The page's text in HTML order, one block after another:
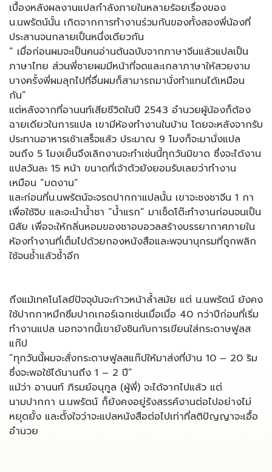
เบื้องหลังผลงานแปลกำลังภายในหลายร้อยเรื่องของ
น.นพรัตน์นั้น เกิดจากการทำงานร่วมกันของทั้งสองพี่น้องที่
ประสานจนกลายเป็นหนึ่งเดียวกัน
“ เมื่อก่อนผมจะเป็นคนอ่านต้นฉบับจากภาษาจีนแล้วแปลเป็น
ภาษาไทย ส่วนพี่ชายผมมีหน้าที่จดและเกลาภาษาให้สวยงาม
บางครั้งพี่ผมลุกไปที่อื่นผมก็สามารถมานั่งทำแทนได้เหมือน
กัน”
แต่หลังจากที่อานนท์เสียชีวิตในปี 2543 อำนวยผู้น้องก็ต้อง
ฉายเดียวในการแปล เขามีห้องทำงานในบ้าน โดยจะหลังจากรับ
ประทานอาหารเช้าเสร็จแล้ว ประมาณ 9 โมงก็จะมานั่งแปล
จนถึง 5 โมงเย็นจึงเลิกงานจะทำเช่นนี้ทุกวันมิขาด ซึ่งจะได้งาน
แปลวันละ 15 หน้า ขนาดที่เจ้าตัวยังยอมรับเลยว่าทำงาน
เหมือน “มดงาน”
และก่อนที่น.นพรัตน์จะจรดปากกาแปลนั้น เขาจะชงชาจีน 1 กา
เพื่อใช้จิบ และจะนำน้ำชา “น้ำแรก” มาเช็ดโต๊ะทำงานก่อนจนเป็น
นิสัย เพื่อจะให้กลิ่นหอมของชาอบอวลสร้างบรรยากาศภายใน
ห้องทำงานที่เต็มไปด้วยกองหนังสือและพจนานุกรมที่ถูกพลิก
ใช้จนช้ำแล้วช้ำอีก
ถึงแม้เทคโนโลยีปัจจุบันจะก้าวหน้าล้ำสมัย แต่ น.นพรัตน์ ยังคง
ใช้ปากกาหมึกซึมปากเกอร์เฉกเช่นเมื่อเมื่อ 40 กว่าปีก่อนที่เริ่ม
ทำงานแปล นอกจากนี้เขายังชินกับการเขียนใส่กระดาษฟูลส
แก๊ป
“ทุกวันนี้ผมจะสั่งกระดาษฟูลสแก๊ปให้มาส่งที่บ้าน 10 – 20 ริม
ซึ่งจะพอใช้ได้นานถึง 1 – 2 ปี”
แม้ว่า อานนท์ ภิรมย์อนุกูล (ผู้พี่) จะได้จากไปแล้ว แต่
นามปากกา น.นพรัตน์ ก็ยังคงอยู่รังสรรค์งานต่อไปอย่างไม่
หยุดยั้ง และตั้งใจว่าจะแปลหนังสือต่อไปเท่าที่สติปัญญาจะเอื้อ
อำนวย